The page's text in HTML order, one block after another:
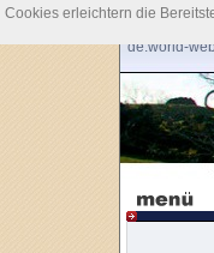
de.world-
Cookies erleichtern die